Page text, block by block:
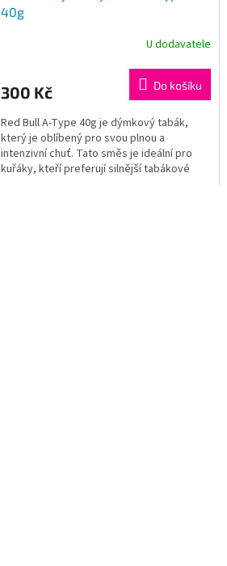
40g
U dodavatele
300 Kč Do košíku
Red Bull A-Type 40g je dýmkový tabák,
který je oblíbený pro svou plnou a
intenzivní chuť. Tato směs je ideální pro
kuřáky, kteří preferují silnější tabákové